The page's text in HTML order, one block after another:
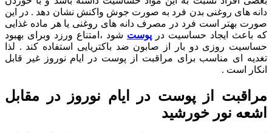
دانه های روغنی بدن فرد به صورت جوش واکنش نشان دهد . در این
صورت بهتر است فرد در مصرف دانه های روغنی یا هر ماده غذایی
که باعث ایجاد حساسیت در پوست شود ،امتناع ورزد وبرای بهبود
حساسیت روزی دو بار از صابون ضد باکتریایی استفاده کند . لذا
تغدیه ای مناسب برای مراقبت از پوست در ایام نوروز غیر قابل
انکار است .
مراقبت از پوست در ایام نوروز در مقابل
اشعه نور خورشید